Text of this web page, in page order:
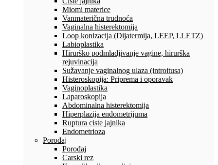
Miomi materice
Vanmaterična trudnoća
Vaginalna histerektomija
Loop konizacija (Dijatermija, LEEP, LLETZ)
Labioplastika
Hirurško podmladjivanje vagine, hirurška
rejuvinacija
Sužavanje vaginalnog ulaza (introitusa)
Histeroskopija: Priprema i oporavak
Vaginoplastika
Laparoskopija
Abdominalna histerektomija
Hiperplazija endometrijuma
Ruptura ciste jajnika
Endometrioza
Porođaj
Porođaj
Carski rez